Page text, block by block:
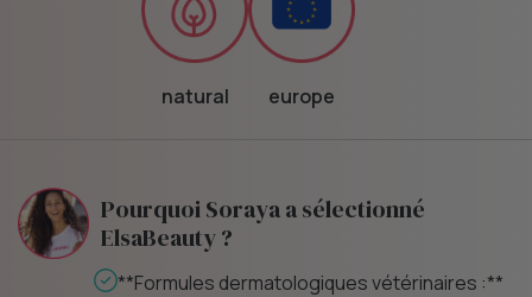
natural europe
Pourquoi Soraya a sélectionné
ElsaBeauty ?
**Efficacité et transparence :** Des produits